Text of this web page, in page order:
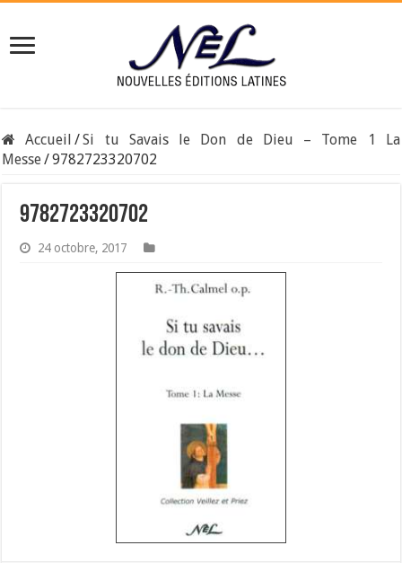
Accueil /Si tu Savais le Don de Dieu – Tome 1 La
Messe/9782723320702
9782723320702
24 octobre, 2017